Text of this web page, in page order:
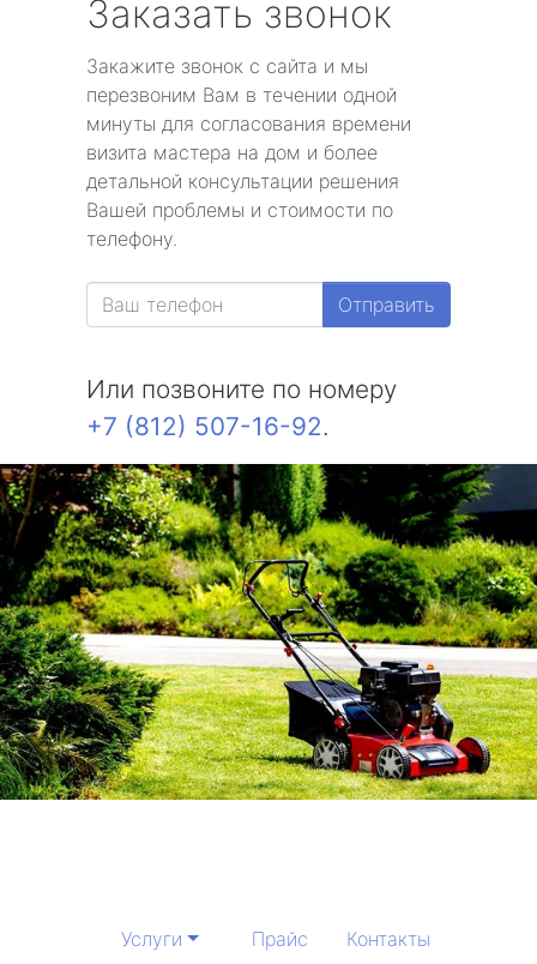
Заказать звонок
Закажите звонок с сайта и мы
перезвоним Вам в течении одной
минуты для согласования времени
визита мастера на дом и более
детальной консультации решения
Вашей проблемы и стоимости по
телефону.
Отправить
Или позвоните по номеру
+7 (812) 507-16-92.
Услуги Прайс Контакты